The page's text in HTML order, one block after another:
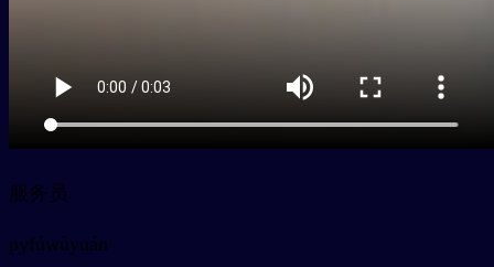
服务员
pyfúwùyuán